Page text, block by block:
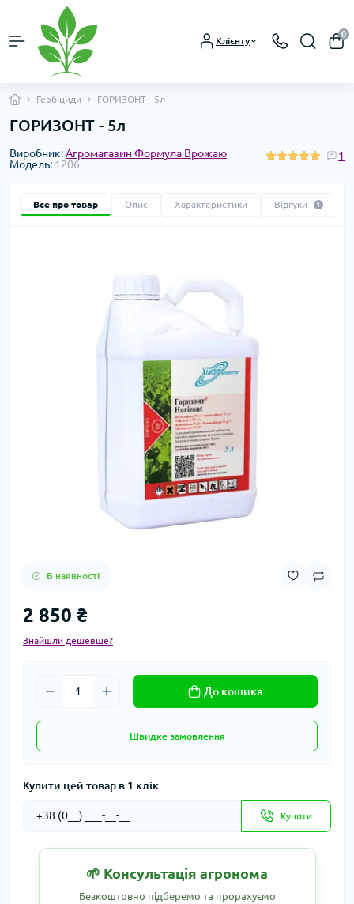
Клієнту
0
Гербіциди ГОРИЗОНТ - 5л
ГОРИЗОНТ - 5л
Виробник:Агромагазин Формула Врожаю
Модель: 1206
1
Все про товар Опис Характеристики Відгуки 1
В наявності
2 850 ₴
Знайшли дешевше?
До кошика
Швидке замовлення
Купити цей товар в 1 клік:
Купити
🌱 Консультація агронома
Безкоштовно підберемо та прорахуємо